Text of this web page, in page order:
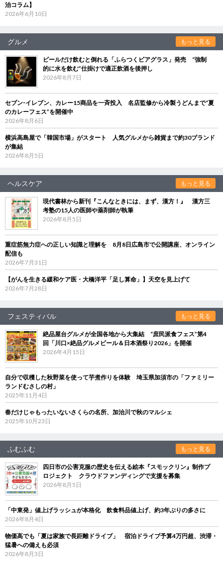
治コラム】
2026年6月10日
グルメ もっと見る
ビールだけ飲むと倒れる「ふらつくビアグラス」発売 “強制
的に水を飲む”仕掛けで適正飲酒を後押し
2026年8月7日
セブン‐イレブン、カレー15商品を一斉投入 名店監修から冷製うどんまで“夏
のカレーフェス”を開催中
2026年8月6日
横浜高島屋で「韓国市場」がスタート 人気グルメから雑貨まで約30ブランド
が集結
2026年8月5日
ヘルスケア もっと見る
現代書林から新刊『こんなときには、まず、漢方！』 漢方三
考塾の15人の医師や薬剤師が執筆
2026年8月5日
重症筋無力症への正しい知識と理解を 8月8日広島市で公開講座、オンライン
配信も
2026年7月31日
【がんを生きる緩和ケア医・大橋洋平「足し算命」】天空を見上げて
2026年7月28日
フェスティバル もっと見る
絶品屋台グルメが全国各地から大集結 “庶民派食フェス”第4
回「川口×絶品グルメビール＆日本酒祭り2026」を開催
2026年4月15日
自分で収穫した秋野菜を使って芋煮作りを体験 埼玉県加須市の「ファミリー
ランドむさしの村」
2025年11月4日
春だけじゃもったいないさくらの名所、加治川で秋のマルシェ
2025年10月23日
ふむふむ もっと見る
四日市の公害克服の歴史を伝える絵本『スモックリン』制作プ
ロジェクト クラウドファンディングで支援を募集
2026年8月5日
「中東発」値上げラッシュが本格化 飲食料品値上げ、約3年ぶりの多さに
2026年8月4日
物価高でも「夏は家族で長距離ドライブ」 宿泊ドライブ予算4万円超、渋滞・
猛暑への備えも必須
2026年8月3日